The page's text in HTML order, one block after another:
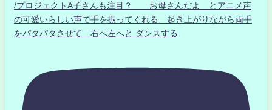
/プロジェクトA子さんも注目？ お母さんだよ とアニメ声
の可愛いらしい声で手を振ってくれる 起き上がりながら両手
をパタパタさせて 右へ左へと ダンスする